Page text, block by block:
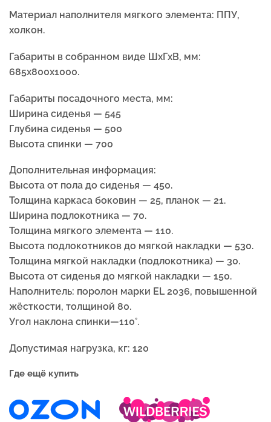
Материал наполнителя мягкого элемента: ППУ,
холкон.
Габариты в собранном виде ШхГхВ, мм:
685x800x1000.
Габариты посадочного места, мм:
Ширина сиденья — 545
Глубина сиденья — 500
Высота спинки — 700
Дополнительная информация:
Высота от пола до сиденья — 450.
Толщина каркаса боковин — 25, планок — 21.
Ширина подлокотника — 70.
Толщина мягкого элемента — 110.
Высота подлокотников до мягкой накладки — 530.
Толщина мягкой накладки (подлокотника) — 30.
Высота от сиденья до мягкой накладки — 150.
Наполнитель: поролон марки EL 2036, повышенной
жёсткости, толщиной 80.
Угол наклона спинки—110°.
Допустимая нагрузка, кг: 120
Где ещё купить